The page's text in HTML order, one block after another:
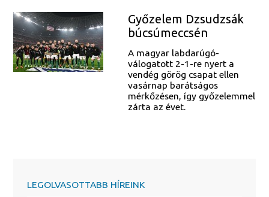
Győzelem Dzsudzsák
búcsúmeccsén
A magyar labdarúgó-
válogatott 2-1-re nyert a
vendég görög csapat ellen
vasárnap barátságos
mérkőzésen, így győzelemmel
zárta az évet.
LEGOLVASOTTABB HÍREINK